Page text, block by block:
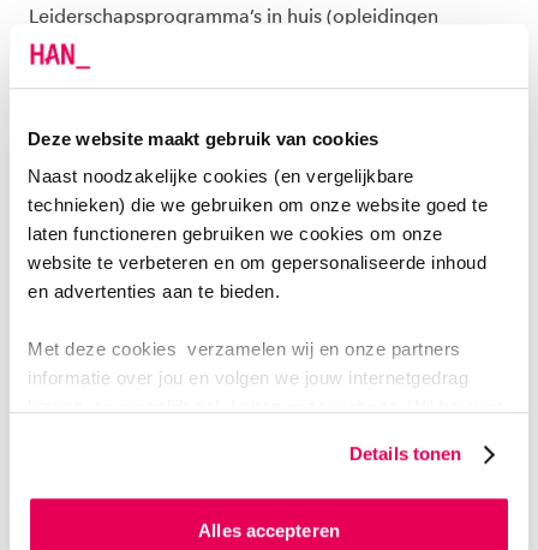
Deze website maakt gebruik van cookies
Naast noodzakelijke cookies (en vergelijkbare
technieken) die we gebruiken om onze website goed te
laten functioneren gebruiken we cookies om onze
website te verbeteren en om gepersonaliseerde inhoud
en advertenties aan te bieden.
Met deze cookies verzamelen wij en onze partners
informatie over jou en volgen we jouw internetgedrag
website en communicatie aan op jouw voorkeuren. Ook
van jouw internetgedrag.
Details tonen
Alles accepteren
Leiderschapsprogramma’s in huis (opleidingen
onderdeel van/on route):
Deeltijd Management in de Zorg
Deeltijd Master Management en Innovatie in de
Publieke Sector
Post-hbo Casemanagement
VOOR?
De doorlopende leerlijn staat voor verbinding met de
academie AMM en stelt leiders in staat om gedurende
de academie. Kern is dat we vertrekken vanuit de
gedachte ‘leven lang ontwikkelen’ en daar waar